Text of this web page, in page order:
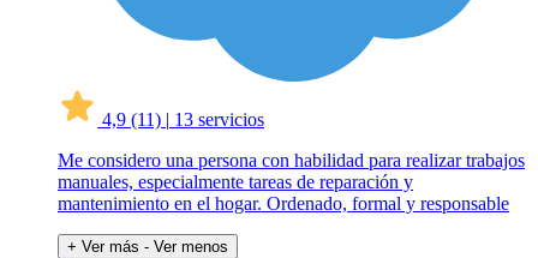
4,9 (11) | 13 servicios
Me considero una persona con habilidad para realizar trabajos
manuales, especialmente tareas de reparación y
mantenimiento en el hogar. Ordenado, formal y responsable
+ Ver más - Ver menos